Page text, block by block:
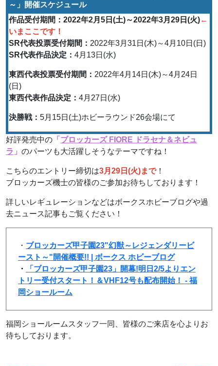
～」開催スケジュール
作品受付期間：2022年2月5日(土)～2022年3月29日(火)←
いまここです！
SR代表投票受付期間： 2022年3月31日(木)～4月10日(日)
SR代表作品決定： 4月13日(水)
東西代表投票受付期間： 2022年4月14日(木)～4月24日
(日)
東西代表作品決定： 4月27日(水)
決勝戦： 5月15日(土)ホビーラウンド26会場にて
好評発売中の 「 ブロッカーズ FIORE ドラセナ＆ネビュ
ラ 」 のパーツも大活躍しそうなテーマですね！
こちらのエントリー締切は3月29日(火)まで！
ブロッカーズ機士の皆様のご参加お待ちしております！
詳しいレギュレーションなどはボークスホビーブログや過
去ニュース記事もご覧ください！
・ ブロッカーズ甲子園23"幻獣～レジェンダリービ
ースト～"開催概要!! | ボークス ホビーブログ
・
「ブロッカーズ甲子園23」開幕!明日2/5よりエン
トリー受付スタート！＆VHF12号も配布開始！ - 福
岡ショールーム
福岡ショールームスタッフ一同、皆様のご来店を心よりお
待ちしております。